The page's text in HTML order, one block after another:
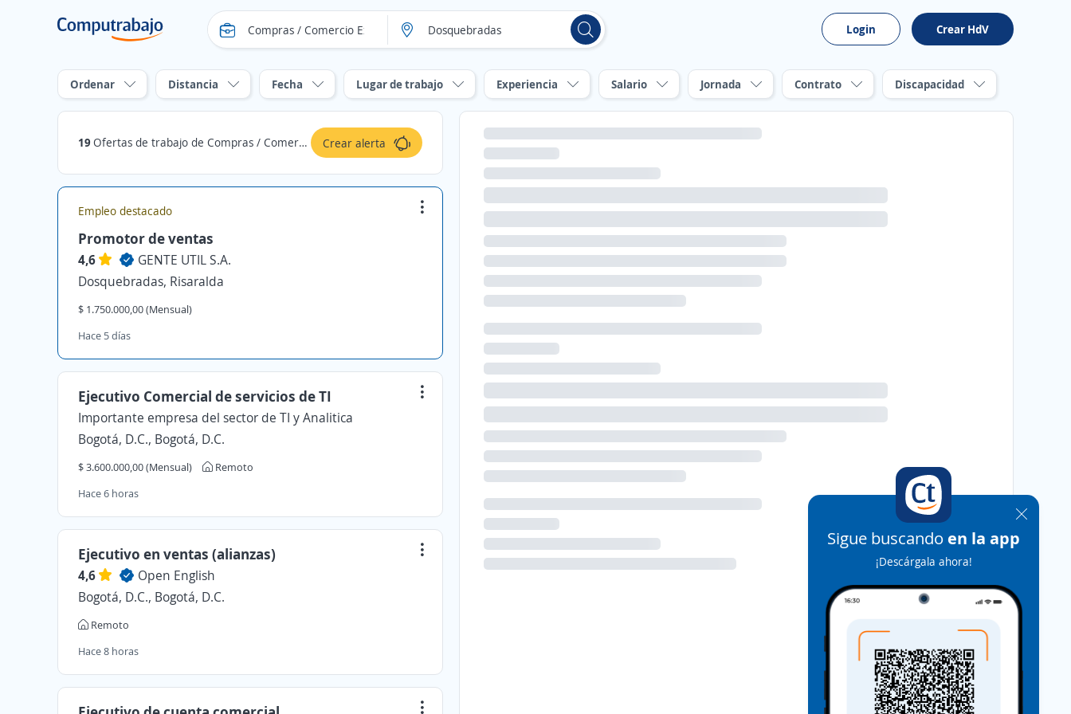
Login Crear HdV
Ordenar Distancia Fecha Lugar de trabajo Experiencia Salario Jornada Contrato Discapacidad
19 Ofertas de trabajo de Compras / Comercio Exterior en Dosquebradas, Risaralda Crear alerta
Empleo destacado
Promotor de ventas
4,6
GENTE UTIL S.A.
Dosquebradas, Risaralda
$ 1.750.000,00 (Mensual)
Hace 5 días
Ejecutivo Comercial de servicios de TI
Importante empresa del sector de TI y Analitica
Bogotá, D.C., Bogotá, D.C.
$ 3.600.000,00 (Mensual)
Remoto
Hace 6 horas
Ejecutivo en ventas (alianzas)
4,6
Open English
Bogotá, D.C., Bogotá, D.C.
Remoto
Hace 8 horas
Sigue buscando en la app
¡Descárgala ahora!